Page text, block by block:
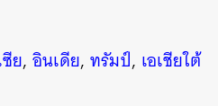
ย, อินเดีย, ทรัมป์, เอเชียใต้